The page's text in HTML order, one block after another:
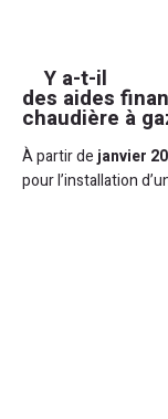
Y a-t-il
des aides
chaudière à
À partir de janvier
pour l’installation